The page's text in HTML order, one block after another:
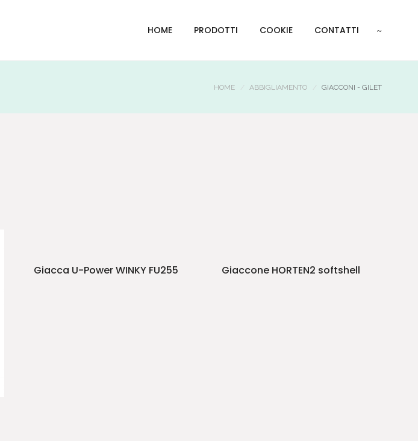
HOME PRODOTTI COOKIE CONTATTI
HOME ABBIGLIAMENTO GIACCONI - GILET
Giacca U-Power WINKY FU255 Giaccone HORTEN2 softshell